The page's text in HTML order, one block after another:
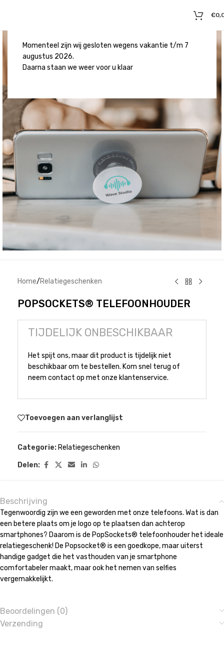
Momenteel zijn wij gesloten wegens vakantie t/m 7
augustus 2026.
Daarna staan we weer voor u klaar
€
Home/Relatiegeschenken
POPSOCKETS® TELEFOONHOUDER
TIJDELIJK ONBESCHIKBAAR
Het spijt ons, maar dit product is tijdelijk niet
beschikbaar om te bestellen. Kom snel terug of
neem contact op met onze klantenservice.
Toevoegen aan verlanglijst
Categorie: Relatiegeschenken
Delen:
Beschrijving
Tegenwoordig zijn we een geworden met onze telefoons. Wat is dan
een betere plaats om je logo op te plaatsen dan achterop
smartphones? Daarom is de PopSockets® telefoonhouder het ideale
relatiegeschenk! De Popsocket® is een goedkope, maar uiterst
handige gadget die het vasthouden van je smartphone
comfortabeler maakt, maar ook het nemen van selfies
vergemakkelijkt.
Beoordelingen (0)
Verzending